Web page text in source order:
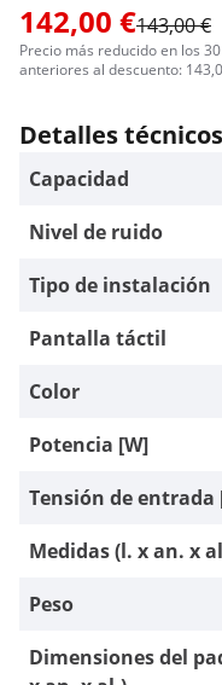
142,00 €143,00 €
Precio más reducido en los
anteriores al descuento:
Detalles técnicos
Capacidad
Nivel de ruido
Tipo de instalación
Pantalla táctil
Color
Potencia [W]
Tensión de entrada
Medidas (l. x an. x
Peso
Dimensiones del